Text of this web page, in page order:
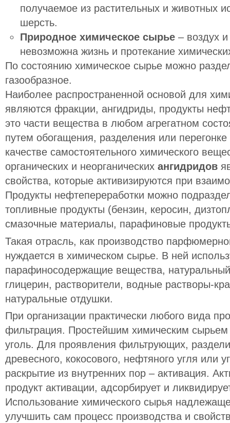
получаемое из растительных и животных
шерсть.
Природное химическое сырье– воздух и
невозможна жизнь и протекание
По состоянию химическое сырье можно
газообразное.
Наиболее распространенной основой для
являются фракции, ангидриды, продукты
это части вещества в любом агрегатном
путем обогащения, разделения или
качестве самостоятельного химического
органических и неорганических ангидридов
свойства, которые активизируются при
Продукты нефтепереработки можно
топливные продукты (бензин, керосин,
смазочные материалы, парафиновые
Такая отрасль, как производство
нуждается в химическом сырье. В ней
парафиносодержащие вещества,
глицерин, растворители, водные растворы-
натуральные отдушки.
При организации практически любого вида
фильтрация. Простейшим химическим
уголь. Для проявления фильтрующих,
древесного, кокосового, нефтяного угля или
раскрытие из внутренних пор – активация.
продукт активации, адсорбирует и
Использование химического сырья
улучшить сам процесс производства и